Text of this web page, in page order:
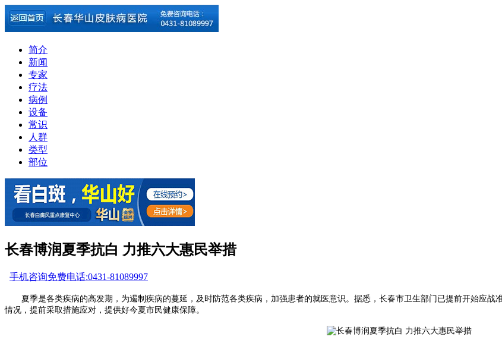
简介
新闻
专家
疗法
病例
设备
常识
人群
类型
部位
长春博润夏季抗白 力推六大惠民举措
手机咨询免费电话:0431-81089997
夏季是各类疾病的高发期，为遏制疾病的蔓延，及时防范各类疾病，加强患者的就医意识。据悉，长春市卫生部门已提前开始应战
情况，提前采取措施应对，提供好今夏市民健康保障。